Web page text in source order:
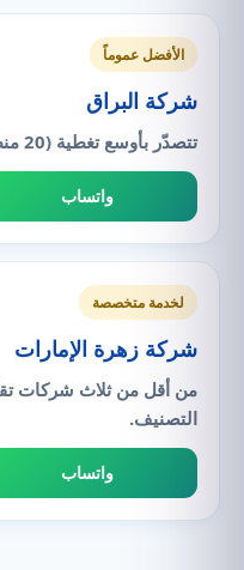
الأفضل عموماً
شركة البراق
تتصدّر بأوسع تغطية (20 منطقة).
واتساب
لخدمة متخصصة
شركة زهرة الإمارات
من أقل من ثلاث شركات
التصنيف.
واتساب